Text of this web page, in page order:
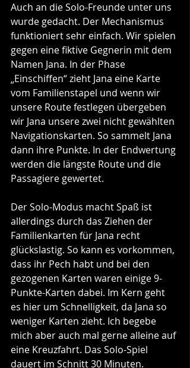
Auch an die Solo-Freunde unter uns
wurde gedacht. Der Mechanismus
funktioniert sehr einfach. Wir spielen
gegen eine fiktive Gegnerin mit dem
Namen Jana. In der Phase
„Einschiffen“ zieht Jana eine Karte
vom Familienstapel und wenn wir
unsere Route festlegen übergeben
wir Jana unsere zwei nicht gewählten
Navigationskarten. So sammelt Jana
dann ihre Punkte. In der Endwertung
werden die längste Route und die
Passagiere gewertet.
Der Solo-Modus macht Spaß ist
allerdings durch das Ziehen der
Familienkarten für Jana recht
glückslastig. So kann es vorkommen,
dass ihr Pech habt und bei den
gezogenen Karten waren einige 9-
Punkte-Karten dabei. Im Kern geht
es hier um Schnelligkeit, da Jana so
weniger Karten zieht. Ich begebe
mich aber auch mal gerne alleine auf
eine Kreuzfahrt. Das Solo-Spiel
dauert im Schnitt 30 Minuten.